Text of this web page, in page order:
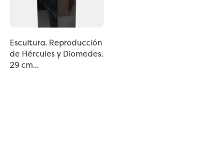
Escultura. Reproducción
de Hércules y Diomedes.
29 cm...